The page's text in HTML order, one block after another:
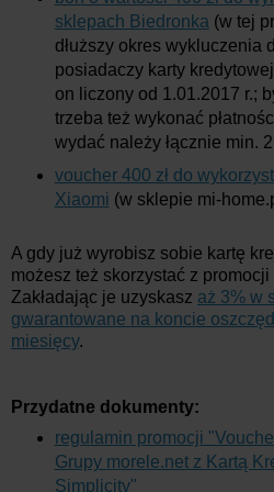
sklepach Biedronka (w tej
dłuższy okres wykluczenia
posiadaczy karty
on liczony od 1.01.2017 r.;
trzeba też wykonać
wydać należy łącznie min. 2
voucher 400 zł do
Xiaomi (w sklepie mi-
A gdy już wyrobisz sobie kartę
możesz też skorzystać z
Zakładając je uzyskasz aż 3% w
gwarantowane na koncie
miesięcy.
Przydatne dokumenty:
regulamin promocji
Grupy morele.net z Kartą
Simplicity"